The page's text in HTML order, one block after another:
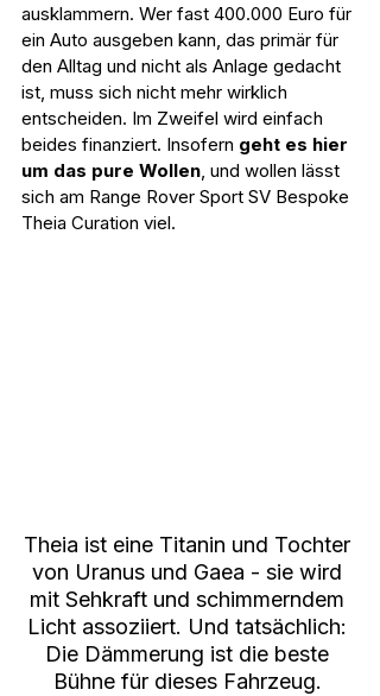
ausklammern. Wer fast 400.000 Euro für
ein Auto ausgeben kann, das primär für
den Alltag und nicht als Anlage gedacht
ist, muss sich nicht mehr wirklich
entscheiden. Im Zweifel wird einfach
beides finanziert. Insofern geht es hier
um das pure Wollen, und wollen lässt
sich am Range Rover Sport SV Bespoke
Theia Curation viel.
Theia ist eine Titanin und Tochter
von Uranus und Gaea - sie wird
mit Sehkraft und schimmerndem
Licht assoziiert. Und tatsächlich:
Die Dämmerung ist die beste
Bühne für dieses Fahrzeug.